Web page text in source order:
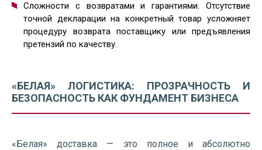
Сложности с возвратами и гарантиями. Отсутствие
точной декларации на конкретный товар усложняет
процедуру возврата поставщику или предъявления
претензий по качеству.
«БЕЛАЯ» ЛОГИСТИКА: ПРОЗРАЧНОСТЬ И
БЕЗОПАСНОСТЬ КАК ФУНДАМЕНТ БИЗНЕСА
«Белая» доставка — это полное и абсолютно